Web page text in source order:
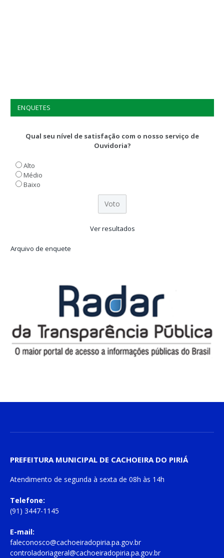
ENQUETES
Qual seu nível de satisfação com o nosso serviço de
Ouvidoria?
Alto
Médio
Baixo
Ver resultados
Arquivo de enquete
PREFEITURA MUNICIPAL DE CACHOEIRA DO PIRIÁ
Atendimento de segunda à sexta de 08h às 14h
Telefone:
(91) 3447-1145
E-mail:
faleconosco@cachoeiradopiria.pa.gov.br
controladoriageral@cachoeiradopiria.pa.gov.br